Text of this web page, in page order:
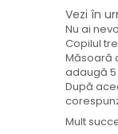
Vezi în
Nu ai
Copilul
Măsoară
adaugă 5
După
Mult